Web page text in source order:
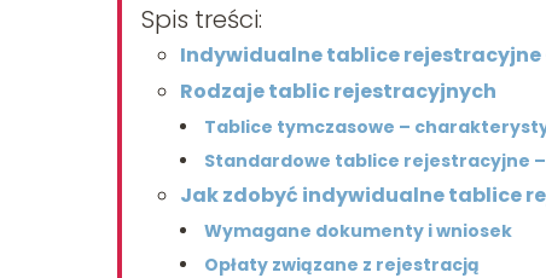
Spis treści:
Indywidualne tablice rejestracyjne
Rodzaje tablic rejestracyjnych
Tablice tymczasowe –
Standardowe tablice rejestracyjne
Jak zdobyć indywidualne tablice
Wymagane dokumenty i wniosek
Opłaty związane z rejestracją